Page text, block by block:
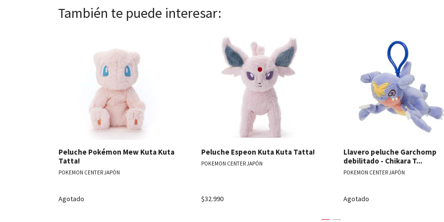
También te puede interesar:
Ver detalles
Peluche Pokémon Mew Kuta Kuta
Tatta!
POKEMON CENTER JAPÓN
Agotado
Ver detalles
Peluche Espeon Kuta Kuta Tatta!
POKEMON CENTER JAPÓN
$32.990
Llavero peluche Garchomp
debilitado - Chikara T...
POKEMON CENTER JAPÓN
Agotado